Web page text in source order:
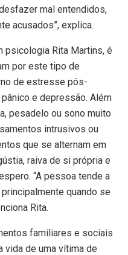
mal entendidos,
acusados”, explica.
psicologia Rita Martins, é
por este tipo de
de estresse pós-
e depressão. Além
pesadelo ou sono muito
intrusivos ou
que se alternam em
raiva de si própria e
“A pessoa tende a
quando se
Rita.
familiares e sociais
vida de uma vítima de